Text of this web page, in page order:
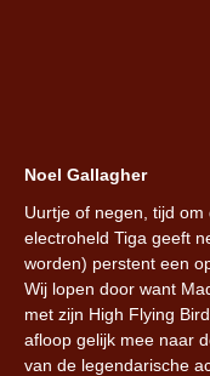
Noel Gallagher
Uurtje of negen, tijd
electroheld Tiga geeft
worden) perstent een
Wij lopen door want
met zijn High Flying
afloop gelijk mee naar
van de legendarische